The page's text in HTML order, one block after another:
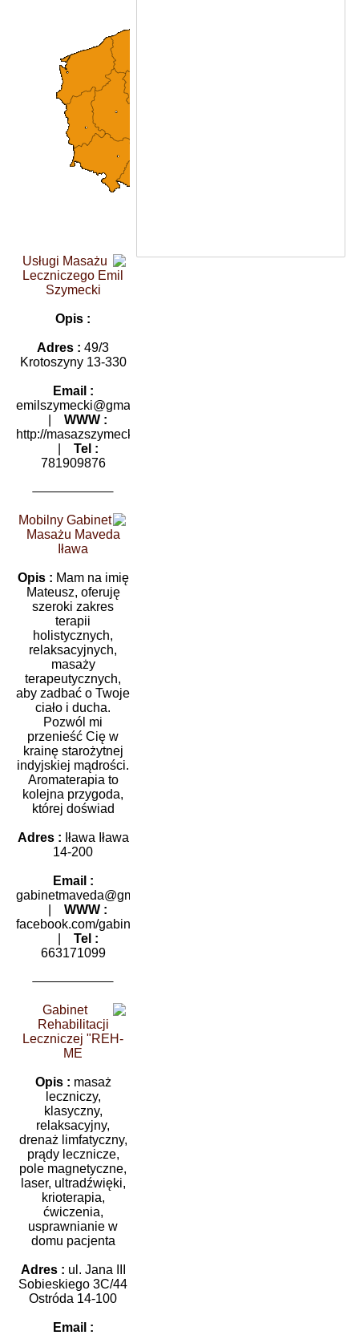
Usługi Masażu
Leczniczego Emil
Szymecki
Opis :
Adres : 49/3
Krotoszyny 13-330
Email :
emilszymecki@gmail.com
WWW :
http://masazszymecki.pl
Tel :
781909876
Mobilny Gabinet
Masażu Maveda
Iława
Opis : Mam na imię
Mateusz, oferuję
szeroki zakres
terapii
holistycznych,
relaksacyjnych,
masaży
terapeutycznych,
aby zadbać o Twoje
ciało i ducha.
Pozwól mi
przenieść Cię w
krainę starożytnej
indyjskiej mądrości.
Aromaterapia to
kolejna przygoda,
której doświad
Adres : Iława Iława
14-200
Email :
gabinetmaveda@gmail.com
WWW :
facebook.com/gabinetmaveda
Tel :
663171099
Gabinet
Rehabilitacji
Leczniczej "REH-
ME
Opis : masaż
leczniczy,
klasyczny,
relaksacyjny,
drenaż limfatyczny,
prądy lecznicze,
pole magnetyczne,
laser, ultradźwięki,
krioterapia,
ćwiczenia,
usprawnianie w
domu pacjenta
Adres : ul. Jana III
Sobieskiego 3C/44
Ostróda 14-100
Email :